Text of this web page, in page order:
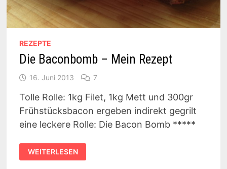
REZEPTE
Die Baconbomb – Mein Rezept
16. Juni 2013 7
Tolle Rolle: 1kg Filet, 1kg Mett und 300gr
Frühstücksbacon ergeben indirekt gegrilt
eine leckere Rolle: Die Bacon Bomb *****
DIE
BACONBOMB
–
WEITERLESEN